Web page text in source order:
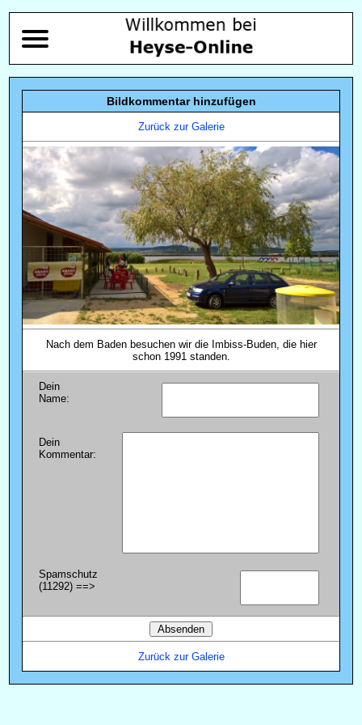
Bildkommentar hinzufügen
Zurück zur Galerie
Nach dem Baden besuchen wir die Imbiss-Buden, die hier
schon 1991 standen.
Dein
Name:
Dein
Kommentar:
Spamschutz
(11292) ==>
Zurück zur Galerie